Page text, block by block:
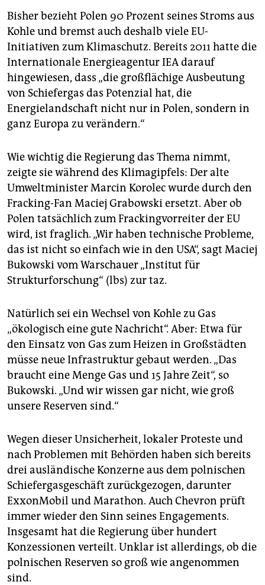
Bisher bezieht Polen 90 Prozent seines Stroms aus
Kohle und bremst auch deshalb viele EU-
Initiativen zum Klimaschutz. Bereits 2011 hatte die
Internationale Energieagentur IEA darauf
hingewiesen, dass „die großflächige Ausbeutung
von Schiefergas das Potenzial hat, die
Energielandschaft nicht nur in Polen, sondern in
ganz Europa zu verändern.“
Wie wichtig die Regierung das Thema nimmt,
zeigte sie während des Klimagipfels: Der alte
Umweltminister Marcin Korolec wurde durch den
Fracking-Fan Maciej Grabowski ersetzt. Aber ob
Polen tatsächlich zum Frackingvorreiter der EU
wird, ist fraglich. „Wir haben technische Probleme,
das ist nicht so einfach wie in den USA“, sagt Maciej
Bukowski vom Warschauer „Institut für
Strukturforschung“ (lbs) zur taz.
Natürlich sei ein Wechsel von Kohle zu Gas
„ökologisch eine gute Nachricht“. Aber: Etwa für
den Einsatz von Gas zum Heizen in Großstädten
müsse neue Infrastruktur gebaut werden. „Das
braucht eine Menge Gas und 15 Jahre Zeit“, so
Bukowski. „Und wir wissen gar nicht, wie groß
unsere Reserven sind.“
Wegen dieser Unsicherheit, lokaler Proteste und
nach Problemen mit Behörden haben sich bereits
drei ausländische Konzerne aus dem polnischen
Schiefergasgeschäft zurückgezogen, darunter
ExxonMobil und Marathon. Auch Chevron prüft
immer wieder den Sinn seines Engagements.
Insgesamt hat die Regierung über hundert
Konzessionen verteilt. Unklar ist allerdings, ob die
polnischen Reserven so groß wie angenommen
sind.